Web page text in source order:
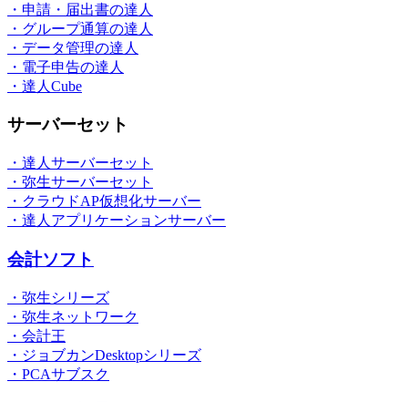
・申請・届出書の達人
・グループ通算の達人
・データ管理の達人
・電子申告の達人
・達人Cube
サーバーセット
・達人サーバーセット
・弥生サーバーセット
・クラウドAP仮想化サーバー
・達人アプリケーションサーバー
会計ソフト
・弥生シリーズ
・弥生ネットワーク
・会計王
・ジョブカンDesktopシリーズ
・PCAサブスク